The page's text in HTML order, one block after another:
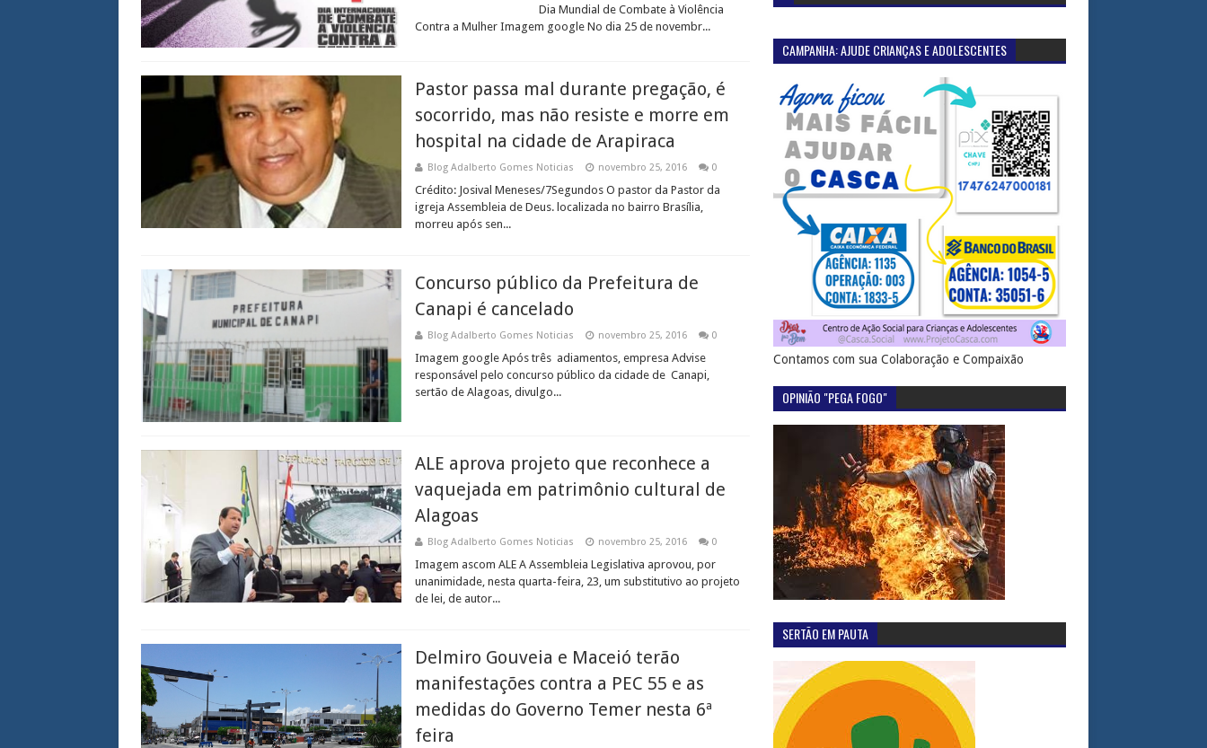
Dia Mundial de Combate à Violência
Contra a Mulher Imagem google No dia 25 de novembr...
Pastor passa mal durante pregação, é
socorrido, mas não resiste e morre em
hospital na cidade de Arapiraca
Blog Adalberto Gomes Noticias novembro 25, 2016 0
Crédito: Josival Meneses/7Segundos O pastor da Pastor da
igreja Assembleia de Deus. localizada no bairro Brasília,
morreu após sen...
Concurso público da Prefeitura de
Canapi é cancelado
Blog Adalberto Gomes Noticias novembro 25, 2016 0
Imagem google Após três adiamentos, empresa Advise
responsável pelo concurso público da cidade de Canapi,
sertão de Alagoas, divulgo...
ALE aprova projeto que reconhece a
vaquejada em patrimônio cultural de
Alagoas
Blog Adalberto Gomes Noticias novembro 25, 2016 0
Imagem ascom ALE A Assembleia Legislativa aprovou, por
unanimidade, nesta quarta-feira, 23, um substitutivo ao projeto
de lei, de autor...
Delmiro Gouveia e Maceió terão
manifestações contra a PEC 55 e as
medidas do Governo Temer nesta 6ª
feira
CAMPANHA: AJUDE CRIANÇAS E ADOLESCENTES
Contamos com sua Colaboração e Compaixão
OPINIÃO "PEGA FOGO"
SERTÃO EM PAUTA